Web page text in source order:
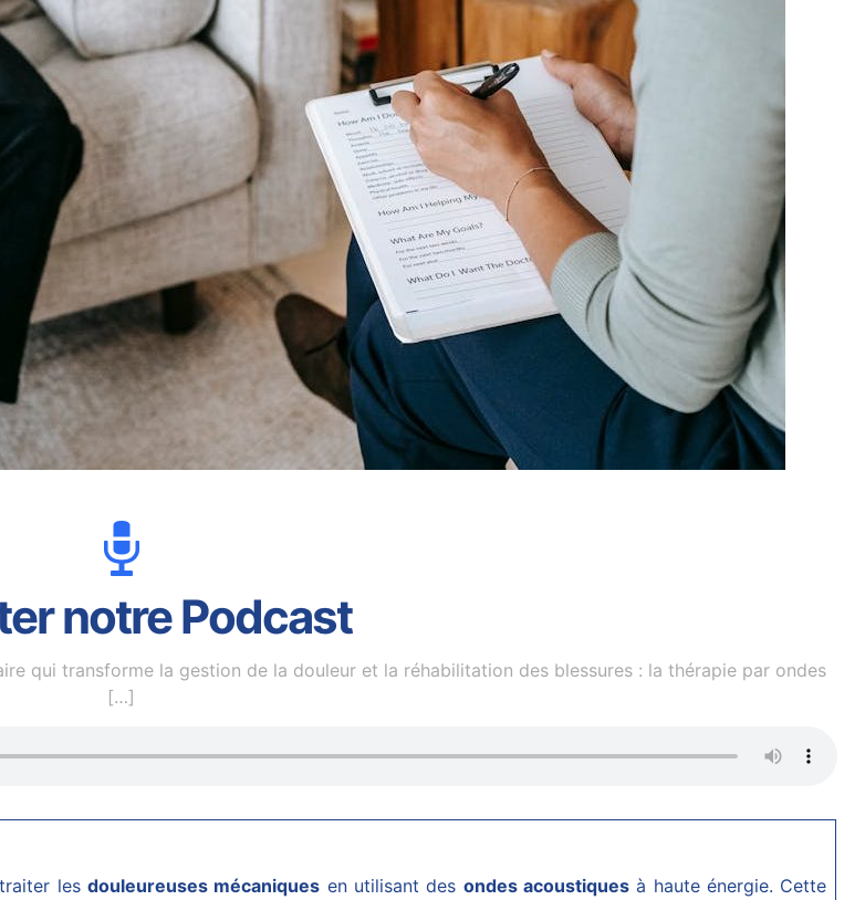
notre Podcast
qui transforme la gestion de la douleur et la réhabilitation des blessures : la thérapie par ondes
[…]
les douleureuses mécaniques en utilisant des ondes acoustiquesà haute énergie. Cette